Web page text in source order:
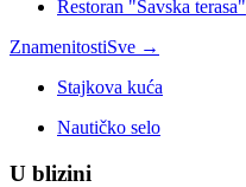
Restoran "Savska terasa"
ZnamenitostiSve →
Stajkova kuća
Nautičko selo
U blizini